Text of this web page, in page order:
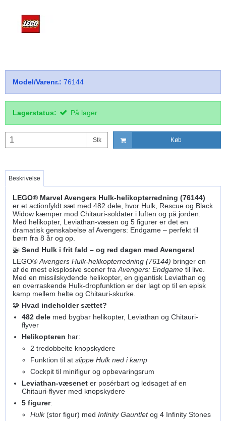
Model/Varenr.: 76144
Lagerstatus: På lager
Stk Køb
Beskrivelse
LEGO® Marvel Avengers Hulk-helikopterredning (76144)
er et actionfyldt sæt med 482 dele, hvor Hulk, Rescue og Black
Widow kæmper mod Chitauri-soldater i luften og på jorden.
Med helikopter, Leviathan-væsen og 5 figurer er det en
dramatisk genskabelse af Avengers: Endgame – perfekt til
børn fra 8 år og op.
🚁 Send Hulk i frit fald – og red dagen med Avengers!
LEGO® Avengers Hulk-helikopterredning (76144) bringer en
af de mest eksplosive scener fra Avengers: Endgame til live.
Med en missilskydende helikopter, en gigantisk Leviathan og
en overraskende Hulk-dropfunktion er der lagt op til en episk
kamp mellem helte og Chitauri-skurke.
🧩 Hvad indeholder sættet?
482 delemed bygbar helikopter, Leviathan og Chitauri-
flyver
Helikopteren har:
2 tredobbelte knopskydere
Funktion til at slippe Hulk ned i kamp
Cockpit til minifigur og opbevaringsrum
Leviathan-væseneter posérbart og ledsaget af en
Chitauri-flyver med knopskydere
5 figurer:
Hulk(stor figur) med Infinity Gauntletog 4 Infinity Stones